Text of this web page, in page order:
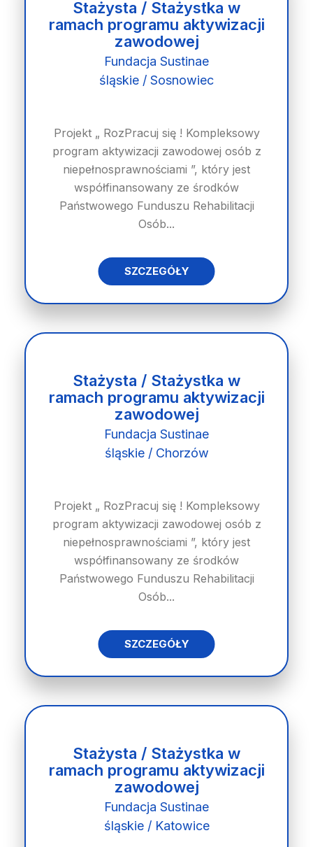
Stażysta / Stażystka w
ramach programu aktywizacji
zawodowej
Fundacja Sustinae
śląskie / Sosnowiec
Projekt „ RozPracuj się ! Kompleksowy
program aktywizacji zawodowej osób z
niepełnosprawnościami ”, który jest
współfinansowany ze środków
Państwowego Funduszu Rehabilitacji
Osób...
SZCZEGÓŁY
Stażysta / Stażystka w
ramach programu aktywizacji
zawodowej
Fundacja Sustinae
śląskie / Chorzów
Projekt „ RozPracuj się ! Kompleksowy
program aktywizacji zawodowej osób z
niepełnosprawnościami ”, który jest
współfinansowany ze środków
Państwowego Funduszu Rehabilitacji
Osób...
SZCZEGÓŁY
Stażysta / Stażystka w
ramach programu aktywizacji
zawodowej
Fundacja Sustinae
śląskie / Katowice